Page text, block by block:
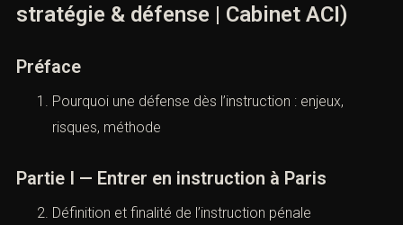
stratégie & défense | Cabinet ACI)
Préface
Pourquoi une défense dès l’instruction : enjeux,
risques, méthode
Partie I — Entrer en instruction à Paris
Définition et finalité de l’instruction pénale